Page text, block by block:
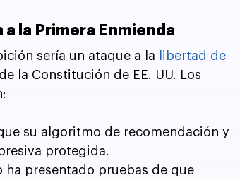
la Primera Enmienda
sería un ataque a la
libertad de
la Constitución de EE. UU. Los
su algoritmo de recomendación y
protegida.
ha presentado pruebas de que